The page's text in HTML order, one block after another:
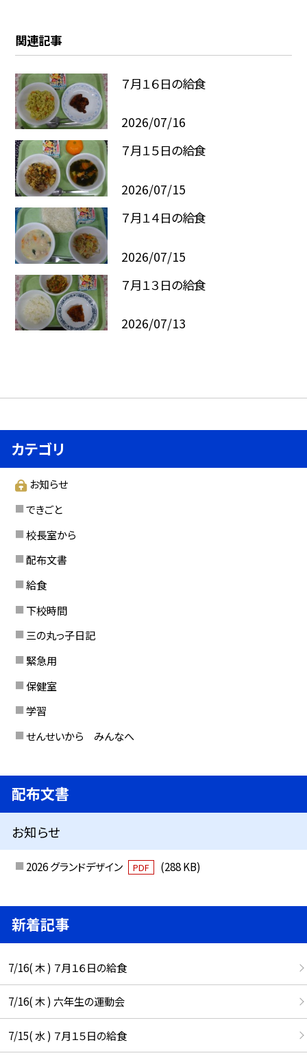
関連記事
７月１６日の給食
2026/07/16
７月１５日の給食
2026/07/15
７月１４日の給食
2026/07/15
７月１３日の給食
2026/07/13
カテゴリ
お知らせ
できごと
校長室から
配布文書
給食
下校時間
三の丸っ子日記
緊急用
保健室
学習
せんせいから みんなへ
配布文書
お知らせ
2026 グランドデザイン PDF (288 KB)
新着記事
7/16( 木 ) ７月１６日の給食
7/16( 木 ) 六年生の運動会
7/15( 水 ) ７月１５日の給食